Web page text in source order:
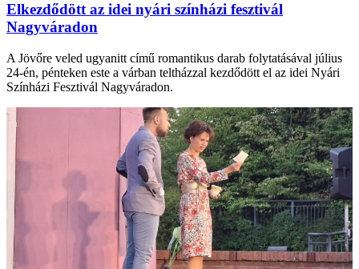
Elkezdődött az idei nyári színházi fesztivál
Nagyváradon
A Jövőre veled ugyanitt című romantikus darab folytatásával július
24-én, pénteken este a várban teltházzal kezdődött el az idei Nyári
Színházi Fesztivál Nagyváradon.